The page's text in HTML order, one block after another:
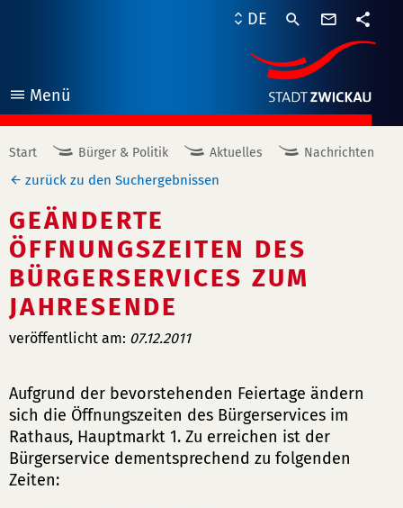
Menü
öffnen
DE
Start Bürger & Politik Aktuelles Nachrichten
zurück zu den Suchergebnissen
GEÄNDERTE
ÖFFNUNGSZEITEN DES
BÜRGERSERVICES ZUM
JAHRESENDE
veröffentlicht am: 07.12.2011
Aufgrund der bevorstehenden Feiertage ändern
sich die Öffnungszeiten des Bürgerservices im
Rathaus, Hauptmarkt 1. Zu erreichen ist der
Bürgerservice dementsprechend zu folgenden
Zeiten: